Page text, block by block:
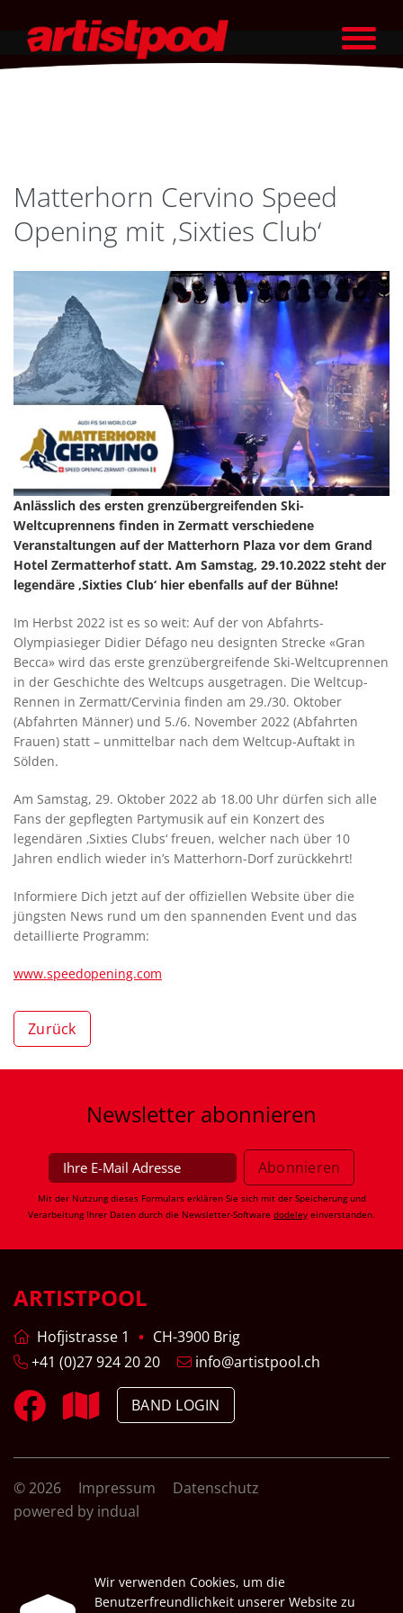
Matterhorn Cervino Speed
Opening mit ‚Sixties Club‘
Anlässlich des ersten grenzübergreifenden Ski-
Weltcuprennens finden in Zermatt verschiedene
Veranstaltungen auf der Matterhorn Plaza vor dem Grand
Hotel Zermatterhof statt. Am Samstag, 29.10.2022 steht der
legendäre ‚Sixties Club‘ hier ebenfalls auf der Bühne!
Im Herbst 2022 ist es so weit: Auf der von Abfahrts-
Olympiasieger Didier Défago neu designten Strecke «Gran
Becca» wird das erste grenzübergreifende Ski-Weltcuprennen
in der Geschichte des Weltcups ausgetragen. Die Weltcup-
Rennen in Zermatt/Cervinia finden am 29./30. Oktober
(Abfahrten Männer) und 5./6. November 2022 (Abfahrten
Frauen) statt – unmittelbar nach dem Weltcup-Auftakt in
Sölden.
Am Samstag, 29. Oktober 2022 ab 18.00 Uhr dürfen sich alle
Fans der gepflegten Partymusik auf ein Konzert des
legendären ‚Sixties Clubs‘ freuen, welcher nach über 10
Jahren endlich wieder in’s Matterhorn-Dorf zurückkehrt!
Informiere Dich jetzt auf der offiziellen Website über die
jüngsten News rund um den spannenden Event und das
detaillierte Programm:
www.speedopening.com
Zurück
Newsletter abonnieren
Mit der Nutzung dieses Formulars erklären Sie sich mit der Speicherung und
Verarbeitung Ihrer Daten durch die Newsletter-Software dodeley einverstanden.
ARTISTPOOL
Hofjistrasse 1
CH-3900 Brig
+41 (0)27 924 20 20
info@artistpool.ch
BAND LOGIN
© 2026 Impressum
Datenschutz
powered by indual
Wir verwenden Cookies, um die
Benutzerfreundlichkeit unserer Website zu